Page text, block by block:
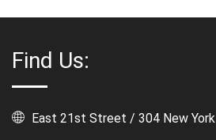
Find Us:
East 21st Street / 304 New York